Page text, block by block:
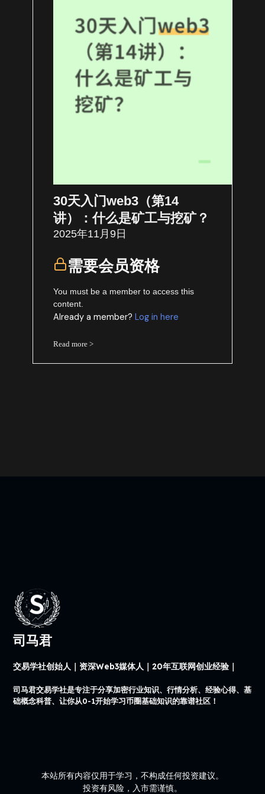
30天入门web3（第14
讲）：什么是矿工与挖矿？
2025年11月9日
需要会员资格
You must be a member to access this
content.
Already a member?Log in here
Read more >
司马君
交易学社创始人｜资深Web3媒体人｜20年互联网创业经验｜
司马君交易学社是专注于分享加密行业知识、行情分析、经验心得、基
础概念科普、让你从0-1开始学习币圈基础知识的靠谱社区！
本站所有内容仅用于学习，不构成任何投资建议。
投资有风险，入市需谨慎。